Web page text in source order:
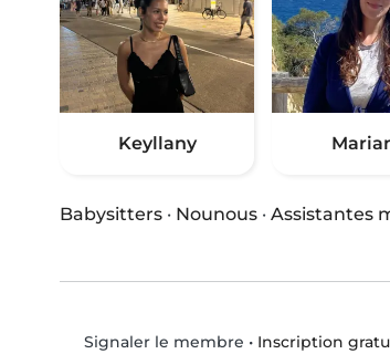
Keyllany
Babysitters · Nounous · Assistantes
Signaler le membre • Inscription